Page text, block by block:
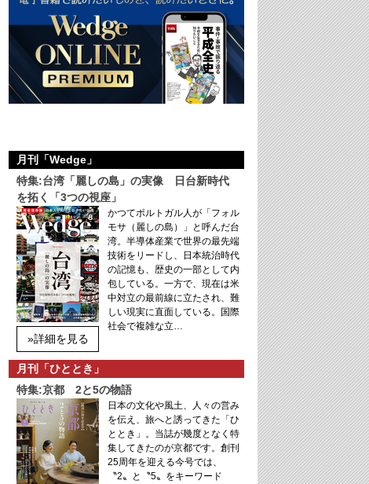
月刊「Wedge」
特集:台湾「麗しの島」の実像 日台新時代
を拓く「3つの視座」
»詳細を見る
かつてポルトガル人が「フォル
モサ（麗しの島）」と呼んだ台
湾。半導体産業で世界の最先端
技術をリードし、日本統治時代
の記憶も、歴史の一部として内
包している。一方で、現在は米
中対立の最前線に立たされ、難
しい現実に直面している。国際
社会で複雑な立…
月刊「ひととき」
特集:京都 2と5の物語
日本の文化や風土、人々の営み
を伝え、旅へと誘ってきた「ひ
ととき」。当誌が幾度となく特
集してきたのが京都です。創刊
25周年を迎える今号では、
〝2〟と〝5〟をキーワード